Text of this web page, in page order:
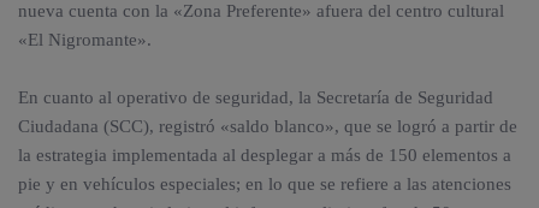
nueva cuenta con la «Zona Preferente» afuera del centro cultural
«El Nigromante».
En cuanto al operativo de seguridad, la Secretaría de Seguridad
Ciudadana (SCC), registró «saldo blanco», que se logró a partir de
la estrategia implementada al desplegar a más de 150 elementos a
pie y en vehículos especiales; en lo que se refiere a las atenciones